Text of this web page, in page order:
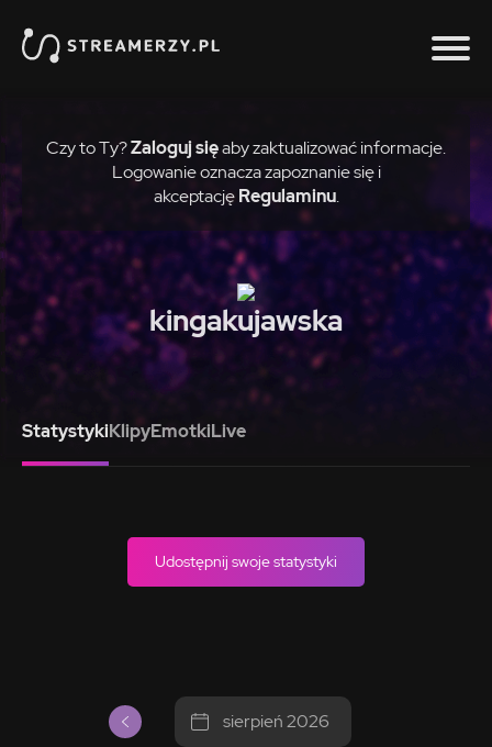
Czy to Ty?Zaloguj sięaby zaktualizować informacje.
Logowanie oznacza zapoznanie się i
akceptację Regulaminu.
kingakujawska
StatystykiKlipyEmotkiLive
Udostępnij swoje statystyki
sierpień 2026